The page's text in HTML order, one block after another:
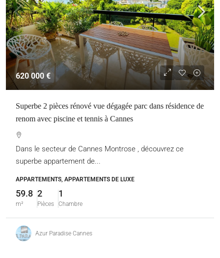
620 000 €
Superbe 2 pièces rénové vue dégagée parc dans résidence de
renom avec piscine et tennis à Cannes
Dans le secteur de Cannes Montrose , découvrez ce
superbe appartement de...
APPARTEMENTS, APPARTEMENTS DE LUXE
59.8
m²
2
Pièces
1
Chambre
Azur Paradise Cannes